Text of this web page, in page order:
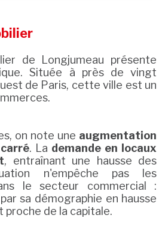
de Longjumeau présente
Située à près de vingt
de Paris, cette ville est un
on note une augmentation
. La demande en locaux
, entraînant une hausse des
n'empêche pas les
le secteur commercial :
sa démographie en hausse
proche de la capitale.